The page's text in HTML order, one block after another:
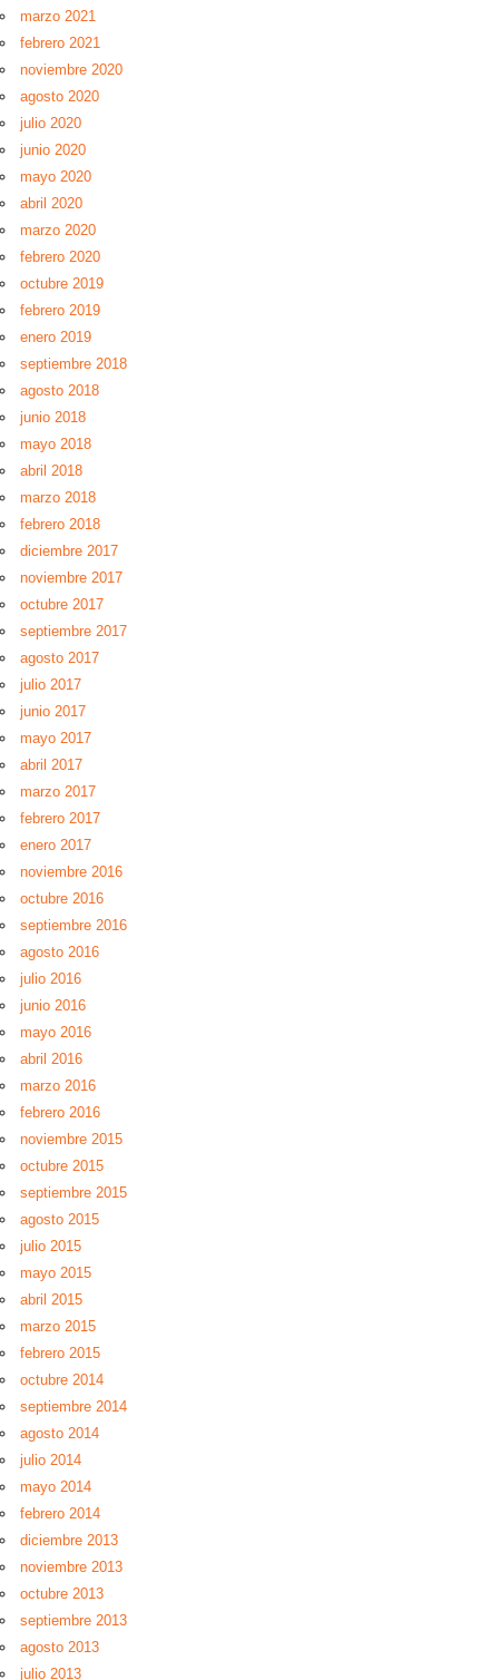
marzo 2021
febrero 2021
noviembre 2020
agosto 2020
julio 2020
junio 2020
mayo 2020
abril 2020
marzo 2020
febrero 2020
octubre 2019
febrero 2019
enero 2019
septiembre 2018
agosto 2018
junio 2018
mayo 2018
abril 2018
marzo 2018
febrero 2018
diciembre 2017
noviembre 2017
octubre 2017
septiembre 2017
agosto 2017
julio 2017
junio 2017
mayo 2017
abril 2017
marzo 2017
febrero 2017
enero 2017
noviembre 2016
octubre 2016
septiembre 2016
agosto 2016
julio 2016
junio 2016
mayo 2016
abril 2016
marzo 2016
febrero 2016
noviembre 2015
octubre 2015
septiembre 2015
agosto 2015
julio 2015
mayo 2015
abril 2015
marzo 2015
febrero 2015
octubre 2014
septiembre 2014
agosto 2014
julio 2014
mayo 2014
febrero 2014
diciembre 2013
noviembre 2013
octubre 2013
septiembre 2013
agosto 2013
julio 2013